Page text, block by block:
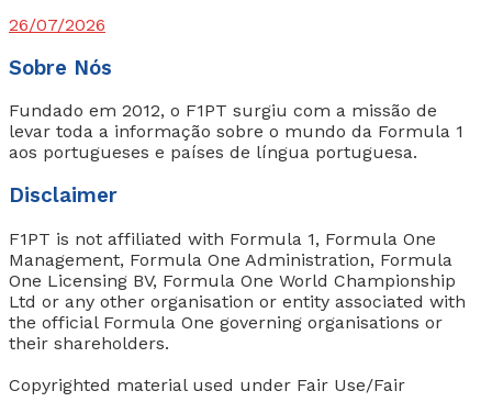
26/07/2026
Sobre Nós
Fundado em 2012, o F1PT surgiu com a missão de
levar toda a informação sobre o mundo da Formula 1
aos portugueses e países de língua portuguesa.
Disclaimer
F1PT is not affiliated with Formula 1, Formula One
Management, Formula One Administration, Formula
One Licensing BV, Formula One World Championship
Ltd or any other organisation or entity associated with
the official Formula One governing organisations or
their shareholders.
Copyrighted material used under Fair Use/Fair